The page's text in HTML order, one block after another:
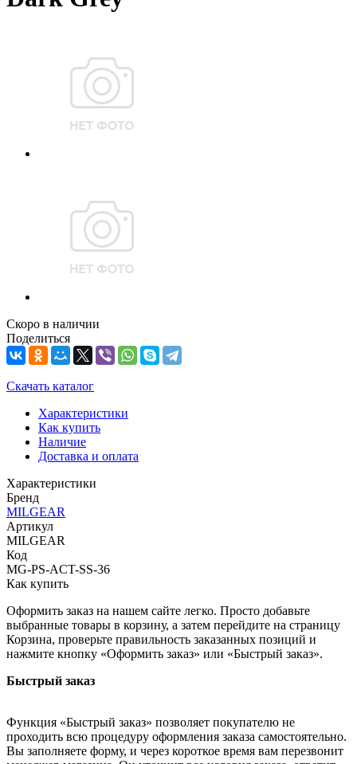
Скоро в наличии
Поделиться
Скачать каталог
Характеристики
Как купить
Наличие
Доставка и оплата
Характеристики
Бренд
MILGEAR
Артикул
MILGEAR
Код
MG-PS-ACT-SS-36
Как купить
Оформить заказ на нашем сайте легко. Просто добавьте
выбранные товары в корзину, а затем перейдите на страницу
Корзина, проверьте правильность заказанных позиций и
нажмите кнопку «Оформить заказ» или «Быстрый заказ».
Быстрый заказ
Функция «Быстрый заказ» позволяет покупателю не
проходить всю процедуру оформления заказа самостоятельно.
Вы заполняете форму, и через короткое время вам перезвонит